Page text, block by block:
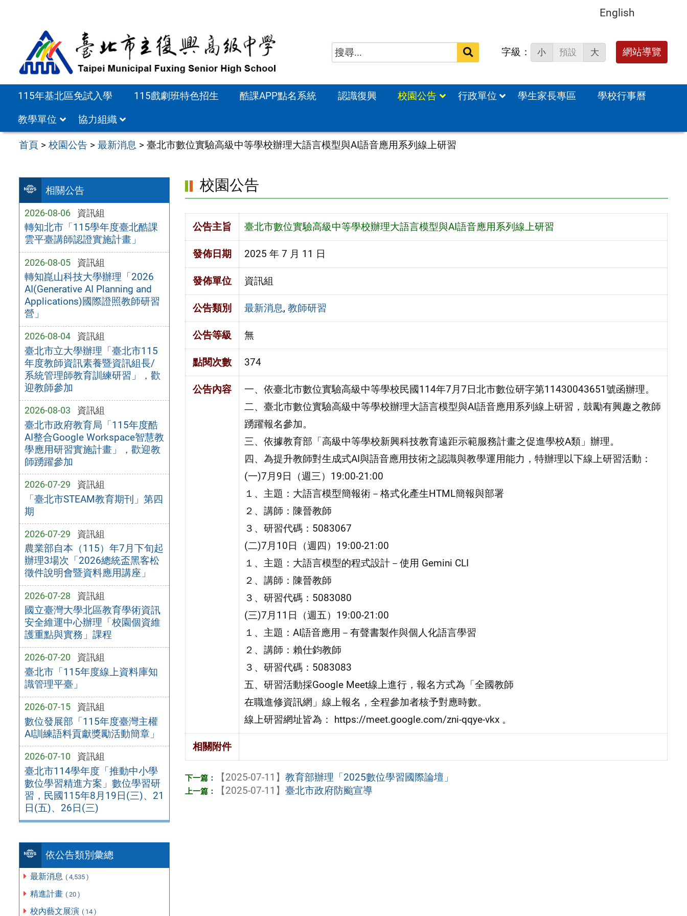
English
站
搜
字級： 小 預設 大 網站導覽
115年基北區免試入學 115戲劇班特色招生 酷課APP點名系統 認識復興 校園公告 行政單位 學生家長專區
學校行事曆
教學單位
協力組織
首頁 >校園公告 >最新消息 >臺北市數位實驗高級中等學校辦理大語言模型與AI語音應用系列線上研習
相關公告
2026-08-06 資訊組
轉知北市「115學年度臺北酷課
雲平臺講師認證實施計畫」
2026-08-05 資訊組
轉知崑山科技大學辦理「2026
AI(Generative AI Planning and
Applications)國際證照教師研習
營」
2026-08-04 資訊組
臺北市立大學辦理「臺北市115
年度教師資訊素養暨資訊組長/
系統管理師教育訓練研習」，歡
迎教師參加
2026-08-03 資訊組
臺北市政府教育局「115年度酷
AI整合Google Workspace智慧教
學應用研習實施計畫」，歡迎教
師踴躍參加
2026-07-29 資訊組
「臺北市STEAM教育期刊」第四
期
2026-07-29 資訊組
農業部自本（115）年7月下旬起
辦理3場次「2026總統盃黑客松
徵件說明會暨資料應用講座」
2026-07-28 資訊組
國立臺灣大學北區教育學術資訊
安全維運中心辦理「校園個資維
護重點與實務」課程
2026-07-20 資訊組
臺北市「115年度線上資料庫知
識管理平臺」
2026-07-15 資訊組
數位發展部「115年度臺灣主權
AI訓練語料貢獻獎勵活動簡章」
2026-07-10 資訊組
臺北市114學年度「推動中小學
數位學習精進方案」數位學習研
習，民國115年8月19日(三)、21
日(五)、26日(三)
依公告類別彙總
最新消息 ( 4,535 )
精進計畫 ( 20 )
校內藝文展演 ( 14 )
校園公告
公告主旨 臺北市數位實驗高級中等學校辦理大語言模型與AI語音應用系列線上研習
發佈日期 2025 年 7 月 11 日
發佈單位 資訊組
公告類別 最新消息, 教師研習
公告等級 無
點閱次數 374
公告內容
一、依臺北市數位實驗高級中等學校民國114年7月7日北市數位研字第11430043651號函辦理。
二、臺北市數位實驗高級中等學校辦理大語言模型與AI語音應用系列線上研習，鼓勵有興趣之教師
踴躍報名參加。
三、依據教育部「高級中等學校新興科技教育遠距示範服務計畫之促進學校A類」辦理。
四、為提升教師對生成式AI與語音應用技術之認識與教學運用能力，特辦理以下線上研習活動：
(一)7月9日（週三）19:00-21:00
１、主題：大語言模型簡報術－格式化產生HTML簡報與部署
２、講師：陳晉教師
３、研習代碼：5083067
(二)7月10日（週四）19:00-21:00
１、主題：大語言模型的程式設計－使用 Gemini CLI
２、講師：陳晉教師
３、研習代碼：5083080
(三)7月11日（週五）19:00-21:00
１、主題：AI語音應用－有聲書製作與個人化語言學習
２、講師：賴仕鈞教師
３、研習代碼：5083083
五、研習活動採Google Meet線上進行，報名方式為「全國教師
在職進修資訊網」線上報名，全程參加者核予對應時數。
線上研習網址皆為： https://meet.google.com/zni-qqye-vkx 。
相關附件
【2025-07-11】教育部辦理「2025數位學習國際論壇」
【2025-07-11】臺北市政府防颱宣導